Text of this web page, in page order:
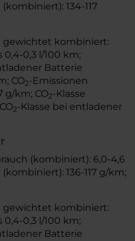
134-117
gewichtet kombiniert:
0,4-0,3 l/100 km;
Batterie
CO2-Emissionen
g/km; CO2-Klasse
2-Klasse bei entladener
(kombiniert): 6,0-4,6
136-117 g/km;
gewichtet kombiniert:
0,4-0,3 l/100 km;
Batterie